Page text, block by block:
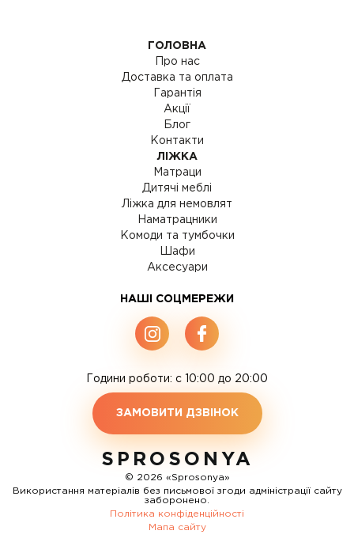
ГОЛОВНА
Про нас
Доставка та оплата
Гарантія
Акції
Блог
Контакти
ЛІЖКА
Матраци
Дитячі меблі
Ліжка для немовлят
Наматрацники
Комоди та тумбочки
Шафи
Аксесуари
НАШІ СОЦМЕРЕЖИ
Години роботи: c 10:00 до 20:00
ЗАМОВИТИ ДЗВІНОК
SPROSONYA
© 2026 «Sprosonya»
Використання матеріалів без письмової згоди адміністрації сайту
заборонено.
Політика конфіденційності
Мапа сайту